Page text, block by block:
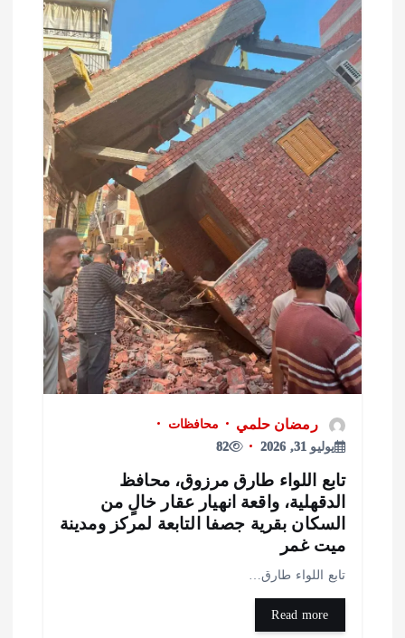
رمضان حلمي
محافظات
82
اللواء طارق مرزوق، محافظ
واقعة انهيار عقار خالٍ من
بقرية جصفا التابعة لمركز ومدينة
غمر
اللواء طارق…